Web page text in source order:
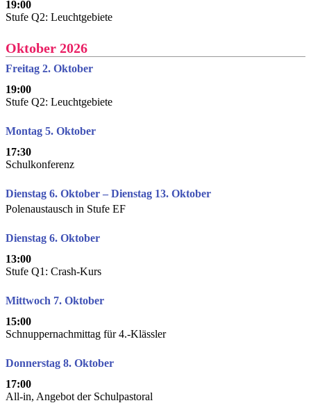
19:00
Stufe Q2: Leuchtgebiete
Oktober 2026
Freitag 2. Oktober
19:00
Stufe Q2: Leuchtgebiete
Montag 5. Oktober
17:30
Schulkonferenz
Dienstag 6. Oktober – Dienstag 13. Oktober
Polenaustausch in Stufe EF
Dienstag 6. Oktober
13:00
Stufe Q1: Crash-Kurs
Mittwoch 7. Oktober
15:00
Schnuppernachmittag für 4.-Klässler
Donnerstag 8. Oktober
17:00
All-in, Angebot der Schulpastoral